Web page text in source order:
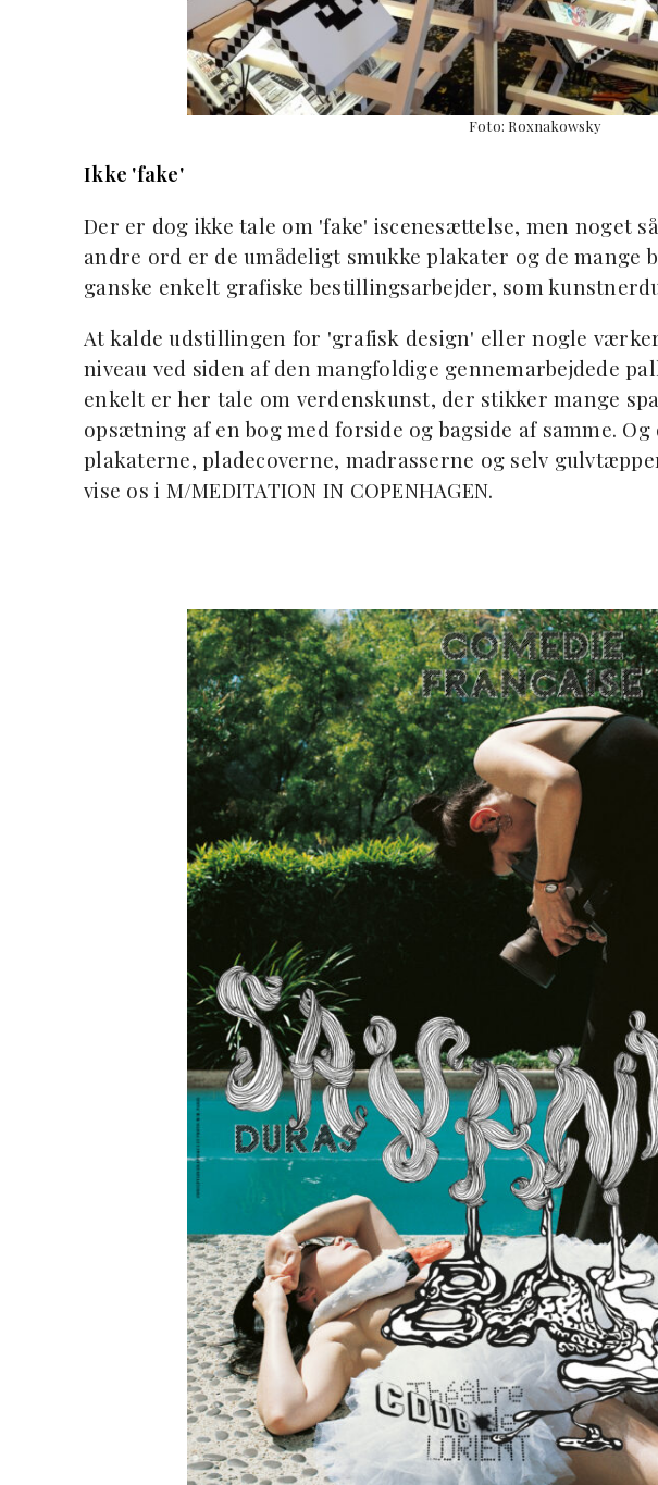
Foto: Roxnakowsky
Ikke 'fake'
Der er dog ikke tale om 'fake' iscenesættelse, men noget
andre ord er de umådeligt smukke plakater og de mange
ganske enkelt grafiske bestillingsarbejder, som
At kalde udstillingen for 'grafisk design' eller nogle
niveau ved siden af den mangfoldige gennemarbejdede
enkelt er her tale om verdenskunst, der stikker mange
opsætning af en bog med forside og bagside af samme.
plakaterne, pladecoverne, madrasserne og selv
vise os i M/MEDITATION IN COPENHAGEN.